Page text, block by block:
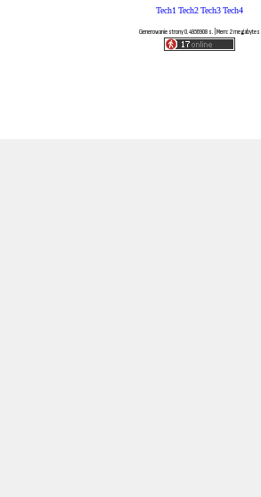
Tech1 Tech2Tech3Tech4
Generowanie strony 0.4956908 s. | Mem: 2 megabytes